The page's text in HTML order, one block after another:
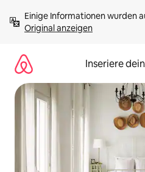
Inhalten
springenOriginal anzeigen
Inseriere